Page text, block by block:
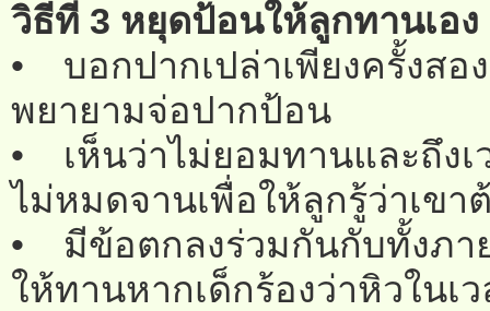
วิธีที่ 3 หยุดป้อนให้ลูกทานเอง
• บอกปากเปล่าเพียงครั้งสอ
พยายามจ่อปากป้อน
• เห็นว่าไม่ยอมทานและถึงเ
ไม่หมดจานเพื่อให้ลูกรู้ว่าเข
• มีข้อตกลงร่วมกันกับทั้งภา
ให้ทานหากเด็กร้องว่าหิวในเ